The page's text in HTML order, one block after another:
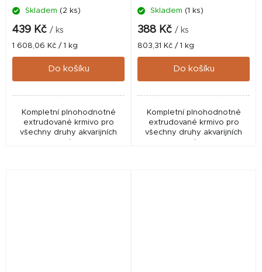
Skladem (2 ks)
439 Kč / ks
Měrná
cena:
1 608,06 Kč / 1 kg
Do košíku
Kompletní plnohodnotné
extrudované krmivo pro
všechny druhy akvarijních
ryb.
Skladem (1 ks)
388 Kč / ks
Měrná
cena:
803,31 Kč / 1 kg
Do košíku
Kompletní plnohodnotné
extrudované krmivo pro
všechny druhy akvarijních
ryb.